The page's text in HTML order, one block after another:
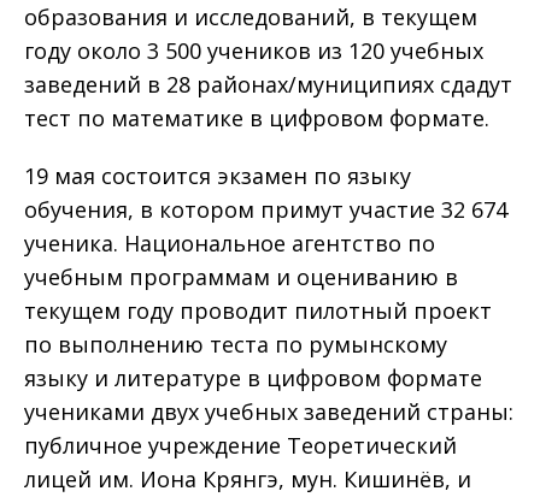
образования и исследований, в текущем
году около 3 500 учеников из 120 учебных
заведений в 28 районах/муниципиях сдадут
тест по математике в цифровом формате.
19 мая состоится экзамен по языку
обучения, в котором примут участие 32 674
ученика. Национальное агентство по
учебным программам и оцениванию в
текущем году проводит пилотный проект
по выполнению теста по румынскому
языку и литературе в цифровом формате
учениками двух учебных заведений страны:
публичное учреждение Теоретический
лицей им. Иона Крянгэ, мун. Кишинёв, и